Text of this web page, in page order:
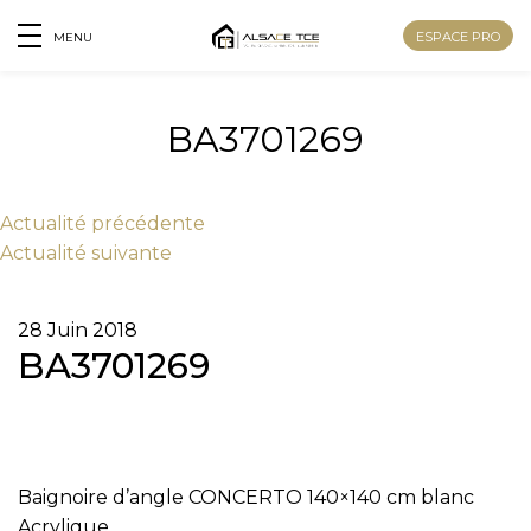
MENU ESPACE PRO
BA3701269
Actualité précédente
Actualité suivante
28 Juin 2018
BA3701269
Baignoire d’angle CONCERTO 140×140 cm blanc
Prénom